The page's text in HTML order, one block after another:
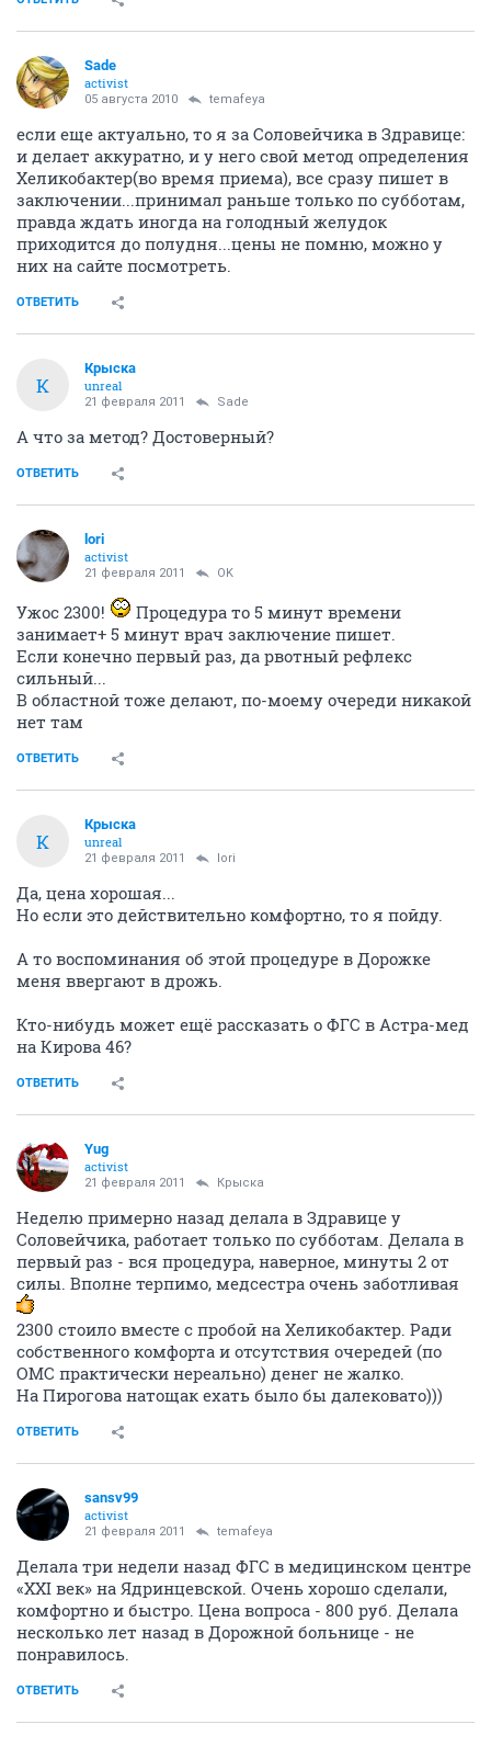
Sade
activist
05 августа 2010 temafeya
если еще актуально, то я за Соловейчика в Здравице:
и делает аккуратно, и у него свой метод определения
Хеликобактер(во время приема), все сразу пишет в
заключении...принимал раньше только по субботам,
правда ждать иногда на голодный желудок
приходится до полудня...цены не помню, можно у
них на сайте посмотреть.
ОТВЕТИТЬ
К
Крыска
unreal
21 февраля 2011 Sade
А что за метод? Достоверный?
ОТВЕТИТЬ
lori
activist
21 февраля 2011 OK
Ужос 2300!
Процедура то 5 минут времени
занимает+ 5 минут врач заключение пишет.
Если конечно первый раз, да рвотный рефлекс
сильный...
В областной тоже делают, по-моему очереди никакой
нет там
ОТВЕТИТЬ
К
Крыска
unreal
21 февраля 2011 lori
Да, цена хорошая...
Но если это действительно комфортно, то я пойду.
А то воспоминания об этой процедуре в Дорожке
меня ввергают в дрожь.
Кто-нибудь может ещё рассказать о ФГС в Астра-мед
на Кирова 46?
ОТВЕТИТЬ
Yug
activist
21 февраля 2011 Крыска
Неделю примерно назад делала в Здравице у
Соловейчика, работает только по субботам. Делала в
первый раз - вся процедура, наверное, минуты 2 от
силы. Вполне терпимо, медсестра очень заботливая
2300 стоило вместе с пробой на Хеликобактер. Ради
собственного комфорта и отсутствия очередей (по
ОМС практически нереально) денег не жалко.
На Пирогова натощак ехать было бы далековато)))
ОТВЕТИТЬ
sansv99
activist
21 февраля 2011 temafeya
Делала три недели назад ФГС в медицинском центре
«XXI век» на Ядринцевской. Очень хорошо сделали,
комфортно и быстро. Цена вопроса - 800 руб. Делала
несколько лет назад в Дорожной больнице - не
понравилось.
ОТВЕТИТЬ